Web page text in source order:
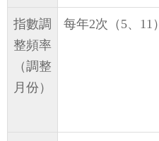
指數調
整頻率
（調整
月份）
每年2次（5、11）